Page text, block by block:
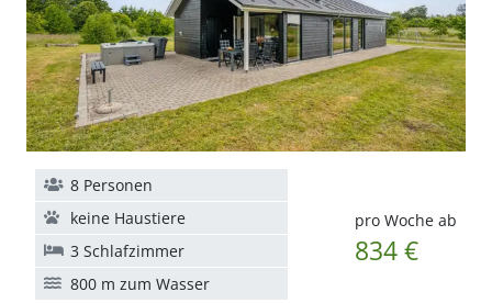
pro Woche ab
834 €
8 Personen
keine Haustiere
3 Schlafzimmer
800 m zum Wasser